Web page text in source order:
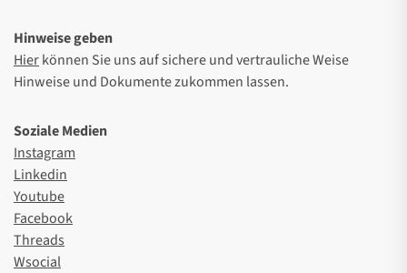
Hinweise geben
Hierkönnen Sie uns auf sichere und vertrauliche Weise
Hinweise und Dokumente zukommen lassen.
Soziale Medien
Instagram
Linkedin
Youtube
Facebook
Threads
Wsocial